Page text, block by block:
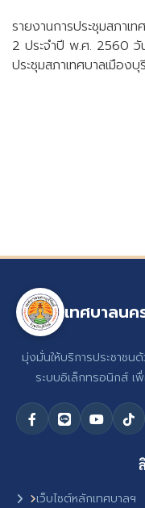
รายงานการประชุมสภา
2 ประจำปี พ.ศ. 2560
ประชุมสภาเทศบาลเมืองบุ
เทศบาลน
มุ่งมั่นให้บริการประชาชน
ระบบอิเล็กทรอนิกส์
เว็บไซต์หลักเทศบาลฯ